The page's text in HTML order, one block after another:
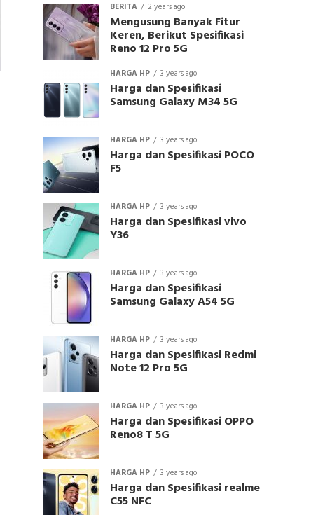
BERITA 2 years ago
Mengusung Banyak Fitur
Keren, Berikut Spesifikasi
Reno 12 Pro 5G
HARGA HP 3 years ago
Harga dan Spesifikasi
Samsung Galaxy M34 5G
HARGA HP 3 years ago
Harga dan Spesifikasi POCO
F5
HARGA HP 3 years ago
Harga dan Spesifikasi vivo
Y36
HARGA HP 3 years ago
Harga dan Spesifikasi
Samsung Galaxy A54 5G
HARGA HP 3 years ago
Harga dan Spesifikasi Redmi
Note 12 Pro 5G
HARGA HP 3 years ago
Harga dan Spesifikasi OPPO
Reno8 T 5G
HARGA HP 3 years ago
Harga dan Spesifikasi realme
C55 NFC